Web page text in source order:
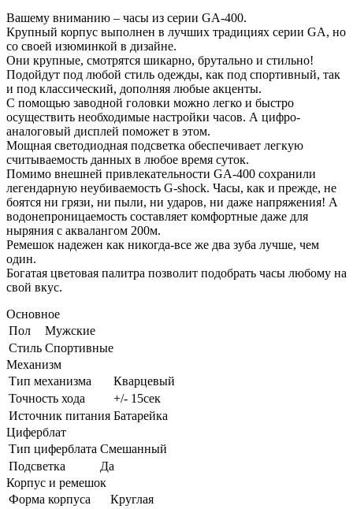
Вашему вниманию – часы из серии GA-400.
Крупный корпус выполнен в лучших традициях серии GA, но
со своей изюминкой в дизайне.
Они крупные, смотрятся шикарно, брутально и стильно!
Подойдут под любой стиль одежды, как под спортивный, так
и под классический, дополняя любые акценты.
С помощью заводной головки можно легко и быстро
осуществить необходимые настройки часов. А цифро-
аналоговый дисплей поможет в этом.
Мощная светодиодная подсветка обеспечивает легкую
считываемость данных в любое время суток.
Помимо внешней привлекательности GA-400 сохранили
легендарную неубиваемость G-shock. Часы, как и прежде, не
боятся ни грязи, ни пыли, ни ударов, ни даже напряжения! А
водонепроницаемость составляет комфортные даже для
ныряния с аквалангом 200м.
Ремешок надежен как никогда-все же два зуба лучше, чем
один.
Богатая цветовая палитра позволит подобрать часы любому на
свой вкус.
Основное
Пол
Мужские
Стиль Спортивные
Механизм
Тип механизма
Кварцевый
Точность хода
+/- 15сек
Источник питания Батарейка
Циферблат
Тип циферблата Смешанный
Подсветка
Да
Корпус и ремешок
Форма корпуса
Круглая